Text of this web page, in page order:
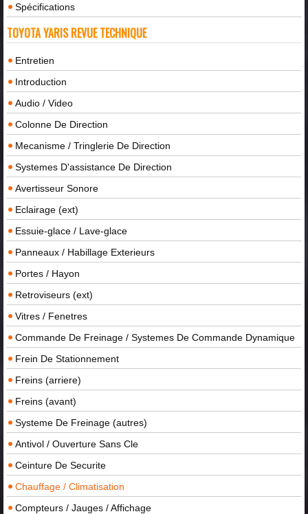
Spécifications
TOYOTA YARIS REVUE TECHNIQUE
Entretien
Introduction
Audio / Video
Colonne De Direction
Mecanisme / Tringlerie De Direction
Systemes D'assistance De Direction
Avertisseur Sonore
Eclairage (ext)
Essuie-glace / Lave-glace
Panneaux / Habillage Exterieurs
Portes / Hayon
Retroviseurs (ext)
Vitres / Fenetres
Commande De Freinage / Systemes De Commande Dynamique
Frein De Stationnement
Freins (arriere)
Freins (avant)
Systeme De Freinage (autres)
Antivol / Ouverture Sans Cle
Ceinture De Securite
Chauffage / Climatisation
Compteurs / Jauges / Affichage